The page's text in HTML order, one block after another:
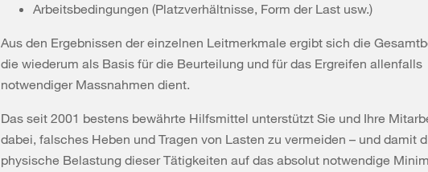
Arbeitsbedingungen (Platzverhältnisse, Form der Last usw.)
Aus den Ergebnissen der einzelnen Leitmerkmale ergibt sich die
die wiederum als Basis für die Beurteilung und für das Ergreifen allenfalls
notwendiger Massnahmen dient.
Das seit 2001 bestens bewährte Hilfsmittel unterstützt Sie und Ihre
dabei, falsches Heben und Tragen von Lasten zu vermeiden – und damit
physische Belastung dieser Tätigkeiten auf das absolut notwendige